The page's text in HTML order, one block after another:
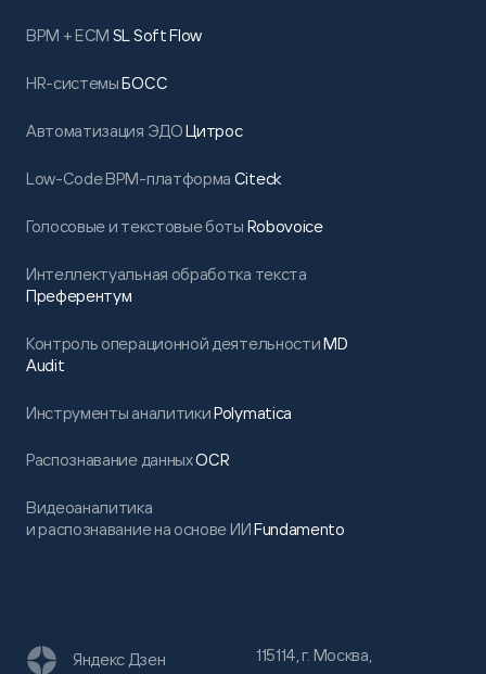
BPM + ECM SL Soft Flow
HR-системыБОСС
Автоматизация ЭДОЦитрос
Low-Code BPM-платформа Citeck
Голосовые и текстовые боты Robovoice
Интеллектуальная обработка текста
Преферентум
Контроль операционной деятельностиMD
Audit
Инструменты аналитикиPolymatica
Распознавание данныхOCR
Видеоаналитика
и распознавание на основе ИИFundamento
115114, г. Москва,
Яндекс Дзен